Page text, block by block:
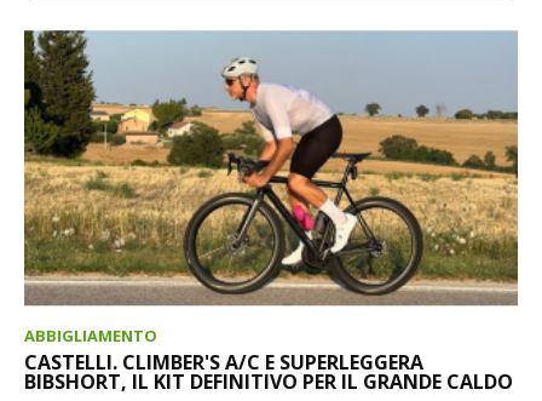
ABBIGLIAMENTO
CASTELLI. CLIMBER'S A/C E SUPERLEGGERA
BIBSHORT, IL KIT DEFINITIVO PER IL GRANDE CALDO